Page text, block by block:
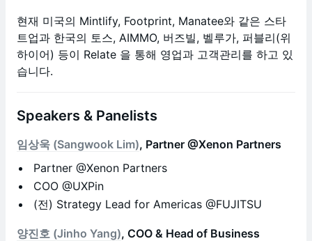
현재 미국의 Mintlify, Footprint, Manatee와 같은 스타
트업과 한국의 토스, AIMMO, 버즈빌, 벨루가, 퍼블리(위
하이어) 등이 Relate 을 통해 영업과 고객관리를 하고 있
습니다.
Speakers & Panelists
임상욱 (Sangwook Lim), Partner @Xenon Partners
Partner @Xenon Partners
COO @UXPin
(전) Strategy Lead for Americas @FUJITSU
양진호 (Jinho Yang), COO & Head of Business